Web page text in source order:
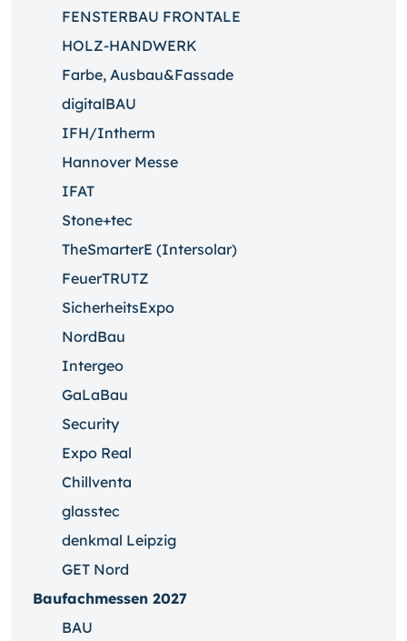
FENSTERBAU FRONTALE
HOLZ-HANDWERK
Farbe, Ausbau&Fassade
digitalBAU
IFH/Intherm
Hannover Messe
IFAT
Stone+tec
TheSmarterE (Intersolar)
FeuerTRUTZ
SicherheitsExpo
NordBau
Intergeo
GaLaBau
Security
Expo Real
Chillventa
glasstec
denkmal Leipzig
GET Nord
Baufachmessen 2027
BAU